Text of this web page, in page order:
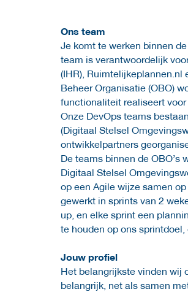
Ons team
Je komt te werken binnen
team is verantwoordelijk
(IHR), Ruimtelijkeplannen.nl
Beheer Organisatie (OBO)
functionaliteit realiseert voor
Onze DevOps teams
(Digitaal Stelsel
ontwikkelpartners
De teams binnen de
Digitaal Stelsel
op een Agile wijze samen
gewerkt in sprints van 2
up, en elke sprint een
te houden op ons
Jouw profiel
Het belangrijkste vinden wij
belangrijk, net als samen